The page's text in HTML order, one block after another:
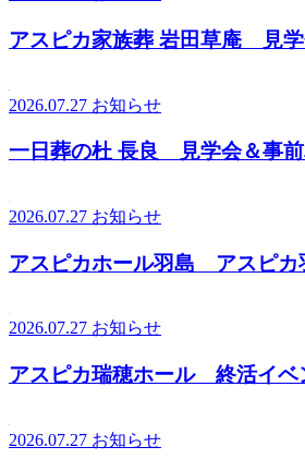
アスピカ家族葬 岩田草庵 見
2026.07.27 お知らせ
一日葬の杜 長良 見学会＆事
2026.07.27 お知らせ
アスピカホール羽島 アスピカ
2026.07.27 お知らせ
アスピカ瑞穂ホール 終活イベ
2026.07.27 お知らせ